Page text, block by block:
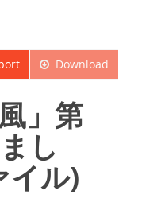
Download
」第
し
イル)